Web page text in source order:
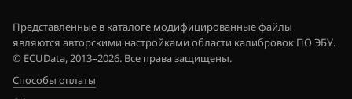
Lancia
Land Rover
Представленные в каталоге модифицированные файлы
являются авторскими настройками области калибровок ПО ЭБУ.
© ECUData, 2013–2026. Все права защищены.
Способы оплаты